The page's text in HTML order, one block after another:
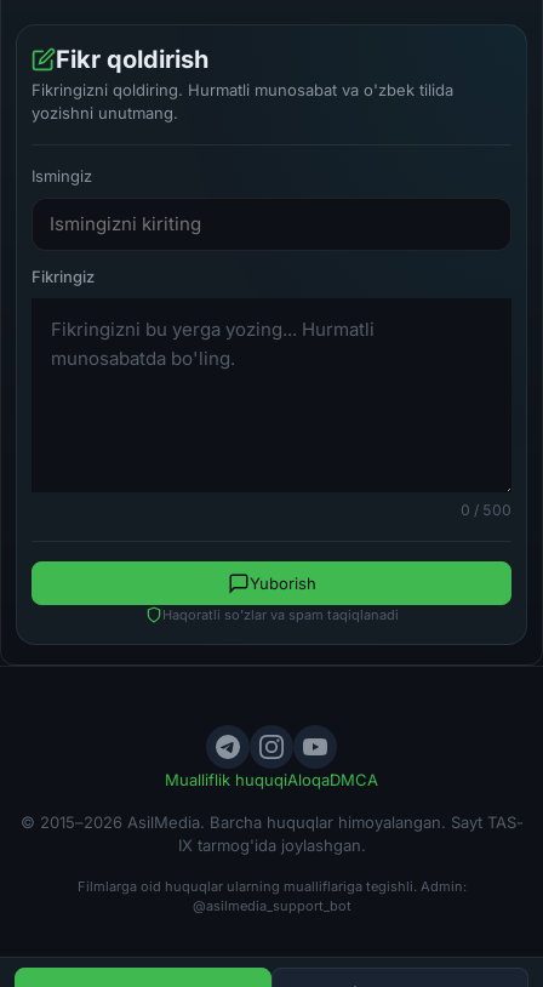
Fikr qoldirish
Fikringizni qoldiring. Hurmatli munosabat va o'zbek tilida
yozishni unutmang.
Ismingiz
0 / 500
Haqoratli so'zlar va spam taqiqlanadi
Yuborish
Mualliflik huquqiAloqaDMCA
© 2015–2026 AsilMedia. Barcha huquqlar himoyalangan. Sayt TAS-
IX tarmog'ida joylashgan.
Filmlarga oid huquqlar ularning mualliflariga tegishli. Admin:
@asilmedia_support_bot